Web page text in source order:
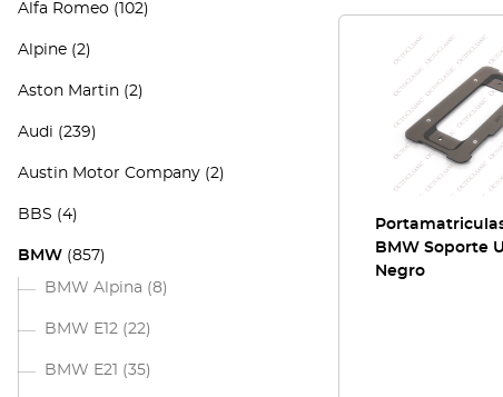
Alfa Romeo (102)
Alpine (2)
Aston Martin (2)
Audi (239)
Austin Motor Company (2)
BBS (4)
BMW (857)
BMW Alpina (8)
BMW E12 (22)
BMW E21 (35)
BMW Soporte
Negro